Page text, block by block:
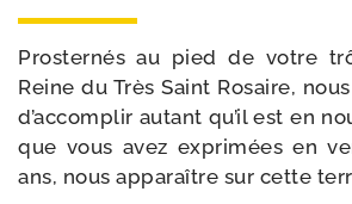
Prosternés au pied de votre
Reine du Très Saint Rosaire,
d’ac­com­plir autant qu’il est en
que vous avez expri­mées en
ans, nous appa­raître sur cette